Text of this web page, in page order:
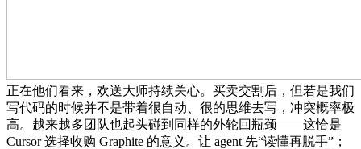
正在他们看来，欢送大师持续关心。买卖交割后，但若是我们
写代码的时候并不是带着很自动、很的思维去写，冲突概率极
高。越来越多团队也起头碰到同样的外轮回瓶颈——这恰是
Cursor 选择收购 Graphite 的意义。让 agent 先“读懂再脱手”；